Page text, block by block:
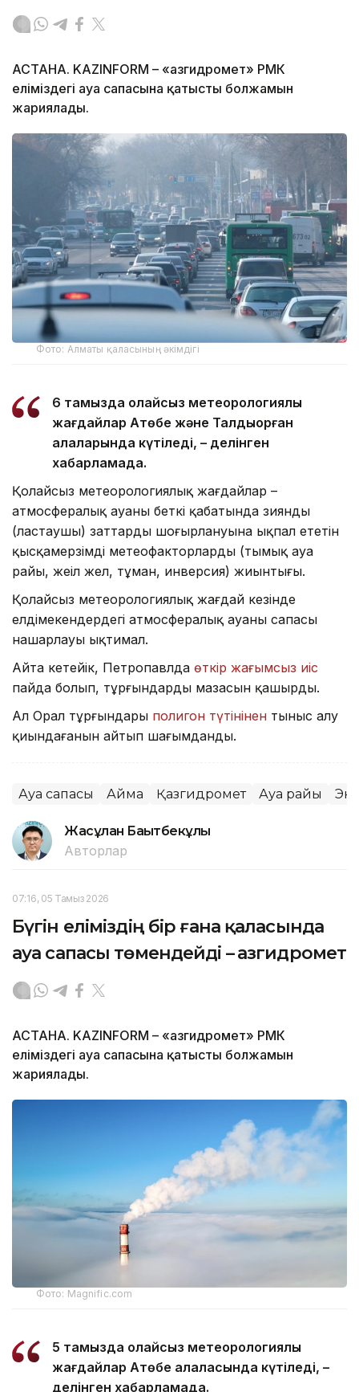
АСТАНА. KAZINFORM – «Қазгидромет» РМК
еліміздегі ауа сапасына қатысты болжамын
жариялады.
Фото: Алматы қаласының әкімдігі
6 тамызда қолайсыз метеорологиялық
жағдайлар Ақтөбе және Талдықорған
қалаларында күтіледі, – делінген
хабарламада.
Қолайсыз метеорологиялық жағдайлар –
атмосфералық ауаның беткі қабатында зиянды
(ластаушы) заттардың шоғырлануына ықпал ететін
қысқамерзімді метеофакторлардың (тымық ауа
райы, жеңіл жел, тұман, инверсия) жиынтығы.
Қолайсыз метеорологиялық жағдай кезінде
елдімекендердегі атмосфералық ауаның сапасы
нашарлауы ықтимал.
Айта кетейік, Петропавлда өткір жағымсыз иіс
пайда болып, тұрғындардың мазасын қашырды.
Ал Орал тұрғындары полигон түтінінен тыныс алу
қиындағанын айтып шағымданды.
Ауа сапасы Аймақ Қазгидромет Ауа райы
Жасұлан Бақытбекұлы
Авторлар
07:16, 05 Тамыз 2026
Бүгін еліміздің бір ғана қаласында
ауа сапасы төмендейді – Қазгидромет
АСТАНА. KAZINFORM – «Қазгидромет» РМК
еліміздегі ауа сапасына қатысты болжамын
жариялады.
Фото: Magnific.com
5 тамызда қолайсыз метеорологиялық
жағдайлар Ақтөбе қалаласында күтіледі, –
делінген хабарламада.